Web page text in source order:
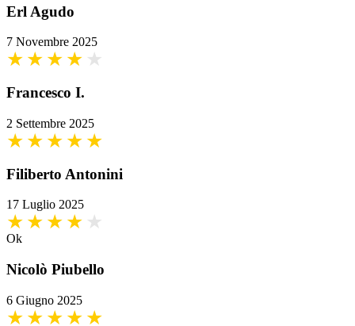
Erl Agudo
7 Novembre 2025
Francesco I.
2 Settembre 2025
Filiberto Antonini
17 Luglio 2025
Ok
Nicolò Piubello
6 Giugno 2025